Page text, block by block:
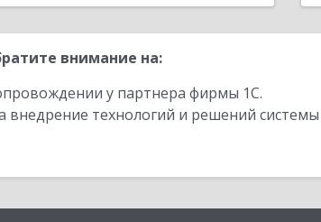
внимание на:
у партнера фирмы 1С.
внедрение технологий и решений